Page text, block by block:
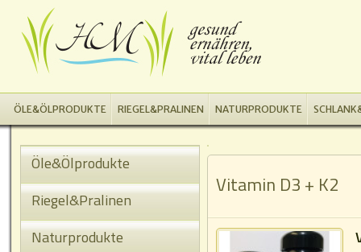
ÖLE&ÖLPRODUKTE RIEGEL&PRALINEN NATURPRODUKTE
Öle&Ölprodukte
Riegel&Pralinen
Naturprodukte
Vitamin D3 + K2